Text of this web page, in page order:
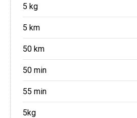
5 kg
5 km
50 km
50 min
55 min
5kg